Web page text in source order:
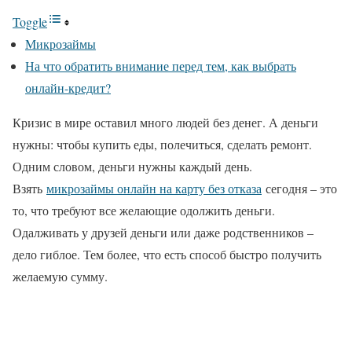
Toggle
Микрозаймы
На что обратить внимание перед тем, как выбрать
онлайн-кредит?
Кризис в мире оставил много людей без денег. А деньги
нужны: чтобы купить еды, полечиться, сделать ремонт.
Одним словом, деньги нужны каждый день.
Взять микрозаймы онлайн на карту без отказа сегодня – это
то, что требуют все желающие одолжить деньги.
Одалживать у друзей деньги или даже родственников –
дело гиблое. Тем более, что есть способ быстро получить
желаемую сумму.